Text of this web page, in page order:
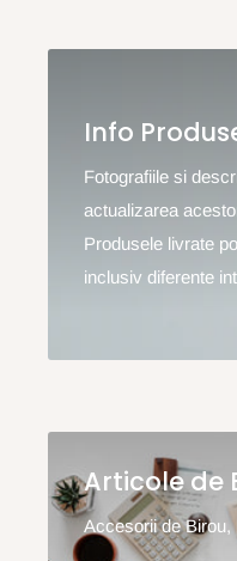
Info
Fotografiile si
actualizarea
Produsele livrate
inclusiv diferente
Articole de
Accesorii de Birou,